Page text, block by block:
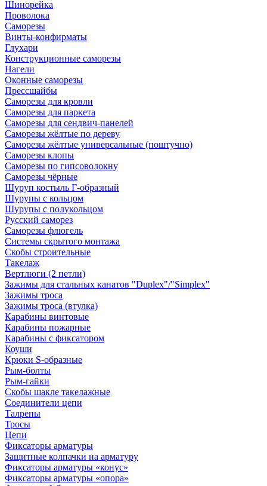
Шинорейка
Проволока
Саморезы
Винты-конфирматы
Глухари
Конструкционные саморезы
Нагели
Оконные саморезы
Прессшайбы
Саморезы для кровли
Саморезы для паркета
Саморезы для сендвич-панелей
Саморезы жёлтые по дереву
Саморезы жёлтые универсальные (поштучно)
Саморезы клопы
Саморезы по гипсоволокну
Саморезы чёрные
Шуруп костыль Г-образный
Шурупы с кольцом
Шурупы с полукольцом
Русский саморез
Саморезы флюгель
Системы скрытого монтажа
Скобы строительные
Такелаж
Вертлюги (2 петли)
Зажимы для стальных канатов "Duplex"/"Simplex"
Зажимы троса
Зажимы троса (втулка)
Карабины винтовые
Карабины пожарные
Карабины с фиксатором
Коуши
Крюки S-образные
Рым-болты
Рым-гайки
Скобы шакле такелажные
Соединители цепи
Талрепы
Тросы
Цепи
Фиксаторы арматуры
Защитные колпачки на арматуру
Фиксаторы арматуры «конус»
Фиксаторы арматуры «опора»